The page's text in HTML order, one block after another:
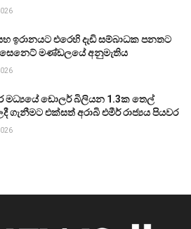
ඉරානයට එරෙහි දැඩි සම්බාධක පනතට
මණ්ඩලයේ අනුමැතිය
මධ්‍යයේ ඩොලර් බිලියන 1.3ක තෙල්
ගැනීමට එක්සත් අරාබි එමීර් රාජ්‍යය පියවර